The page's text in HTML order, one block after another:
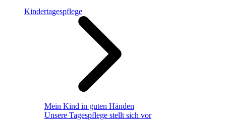
Kindertagespflege
Mein Kind in guten Händen
Unsere Tagespflege stellt sich vor